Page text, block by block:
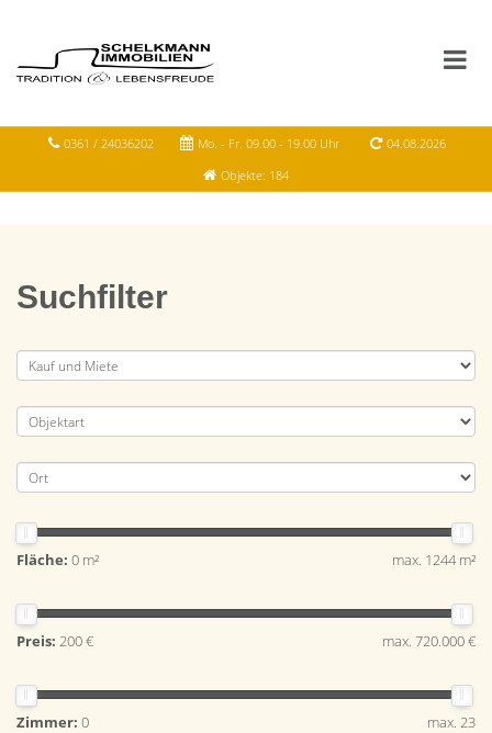
0361 / 24036202 Mo. - Fr. 09.00 - 19.00 Uhr
04.08.2026
Objekte: 184
Suchfilter
Fläche: 0 m² max. 1244 m²
Preis: 200 € max. 720.000 €
Zimmer: 0 max. 23